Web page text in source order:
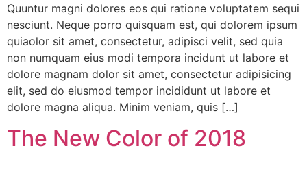
Quuntur magni dolores eos qui ratione voluptatem sequi
nesciunt. Neque porro quisquam est, qui dolorem ipsum
quiaolor sit amet, consectetur, adipisci velit, sed quia
non numquam eius modi tempora incidunt ut labore et
dolore magnam dolor sit amet, consectetur adipisicing
elit, sed do eiusmod tempor incididunt ut labore et
dolore magna aliqua. Minim veniam, quis […]
The New Color of 2018